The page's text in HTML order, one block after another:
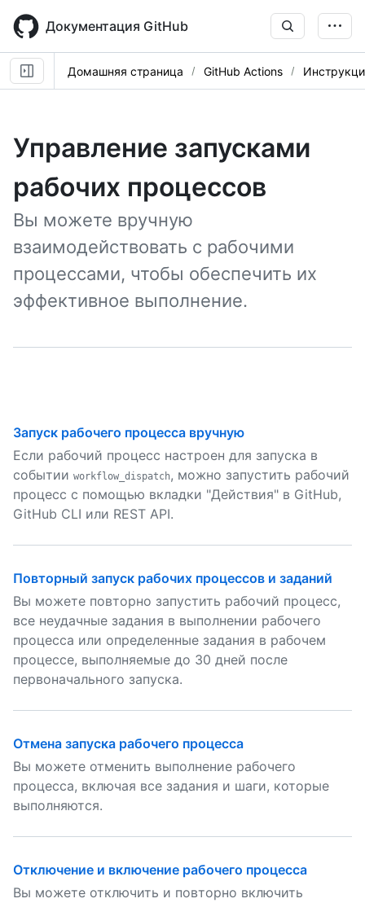
main
content
Документация GitHub
Домашняя страница GitHub Actions
Управление запусками
рабочих процессов
Вы можете вручную
взаимодействовать с рабочими
процессами, чтобы обеспечить их
эффективное выполнение.
Запуск рабочего процесса вручную
Если рабочий процесс настроен для запуска в
событии workflow_dispatch, можно запустить рабочий
процесс с помощью вкладки "Действия" в GitHub,
GitHub CLI или REST API.
Повторный запуск рабочих процессов и заданий
Вы можете повторно запустить рабочий процесс,
все неудачные задания в выполнении рабочего
процесса или определенные задания в рабочем
процессе, выполняемые до 30 дней после
первоначального запуска.
Отмена запуска рабочего процесса
Вы можете отменить выполнение рабочего
процесса, включая все задания и шаги, которые
выполняются.
Отключение и включение рабочего процесса
Вы можете отключить и повторно включить